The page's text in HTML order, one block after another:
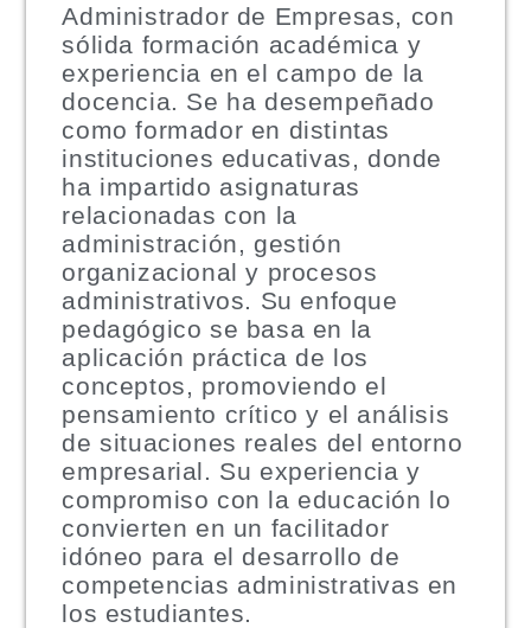
Administrador de Empresas, con
sólida formación académica y
experiencia en el campo de la
docencia. Se ha desempeñado
como formador en distintas
instituciones educativas, donde
ha impartido asignaturas
relacionadas con la
administración, gestión
organizacional y procesos
administrativos. Su enfoque
pedagógico se basa en la
aplicación práctica de los
conceptos, promoviendo el
pensamiento crítico y el análisis
de situaciones reales del entorno
empresarial. Su experiencia y
compromiso con la educación lo
convierten en un facilitador
idóneo para el desarrollo de
competencias administrativas en
los estudiantes.